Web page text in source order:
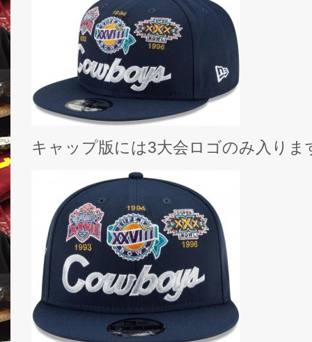
キャップ版には3大会ロゴのみ入りま